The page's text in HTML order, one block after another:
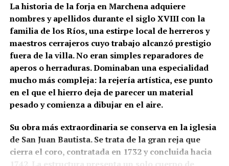
La historia de la forja en Marchena adquiere
nombres y apellidos durante el siglo XVIII con la
familia de los Ríos, una estirpe local de herreros y
maestros cerrajeros cuyo trabajo alcanzó prestigio
fuera de la villa. No eran simples reparadores de
aperos o herraduras. Dominaban una especialidad
mucho más compleja: la rejería artística, ese punto
en el que el hierro deja de parecer un material
pesado y comienza a dibujar en el aire.
Su obra más extraordinaria se conserva en la iglesia
de San Juan Bautista. Se trata de la gran reja que
cierra el coro, contratada en 1732 y concluida hacia